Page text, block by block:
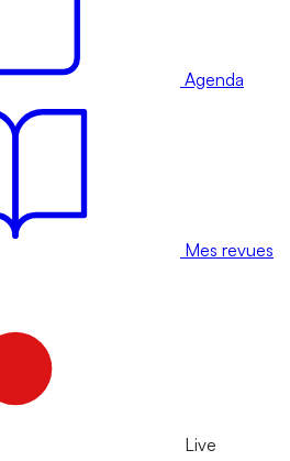
Agenda
Mes revues
Live